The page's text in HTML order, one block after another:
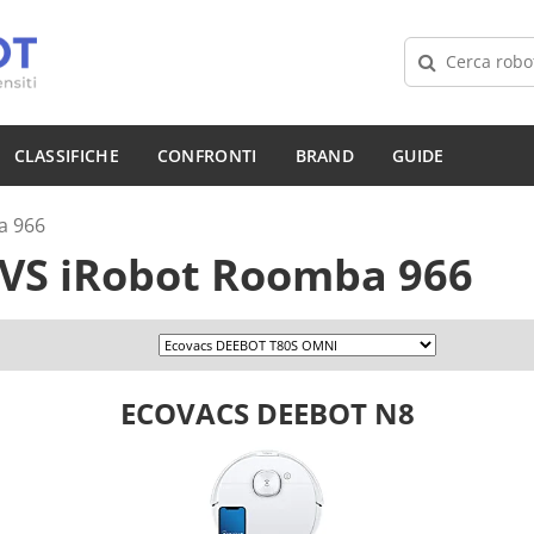
CLASSIFICHE CONFRONTI BRAND GUIDE
966
iRobot Roomba 966
ECOVACS DEEBOT N8